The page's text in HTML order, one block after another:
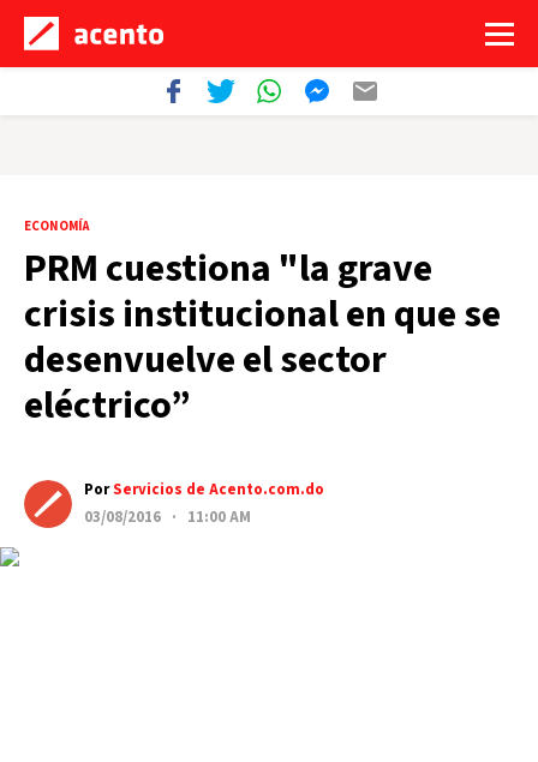
ECONOMÍA
PRM cuestiona "la grave
crisis institucional en que se
desenvuelve el sector
eléctrico”
PorServicios de Acento.com.do
03/08/2016 · 11:00 AM